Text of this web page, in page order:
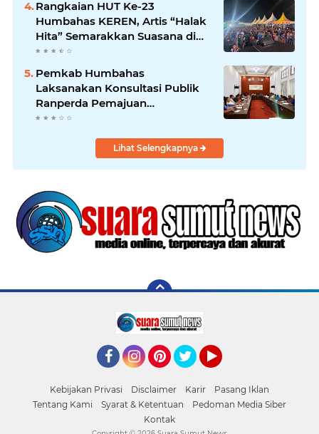
Rangkaian HUT Ke-23
Humbahas KEREN, Artis “Halak
Hita” Semarakkan Suasana di
Bukit Inspirasi
Pemkab Humbahas
Laksanakan Konsultasi Publik
Ranperda Pemajuan
Kebudayaan Daerah
Lihat Selengkapnya
Kebijakan Privasi Disclaimer Karir
Pasang Iklan
Tentang Kami
Syarat & Ketentuan
Pedoman Media Siber
Kontak